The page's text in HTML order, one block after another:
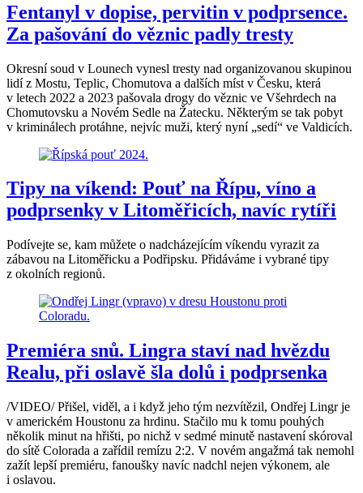
Fentanyl v dopise, pervitin v podprsence.
Za pašování do věznic padly tresty
Okresní soud v Lounech vynesl tresty nad organizovanou skupinou
lidí z Mostu, Teplic, Chomutova a dalších míst v Česku, která
v letech 2022 a 2023 pašovala drogy do věznic ve Všehrdech na
Chomutovsku a Novém Sedle na Žatecku. Některým se tak pobyt
v kriminálech protáhne, nejvíc muži, který nyní „sedí“ ve Valdicích.
Tipy na víkend: Pouť na Řípu, víno a
podprsenky v Litoměřicích, navíc rytíři
Podívejte se, kam můžete o nadcházejícím víkendu vyrazit za
zábavou na Litoměřicku a Podřipsku. Přidáváme i vybrané tipy
z okolních regionů.
Premiéra snů. Lingra staví nad hvězdu
Realu, při oslavě šla dolů i podprsenka
/VIDEO/ Přišel, viděl, a i když jeho tým nezvítězil, Ondřej Lingr je
v americkém Houstonu za hrdinu. Stačilo mu k tomu pouhých
několik minut na hřišti, po nichž v sedmé minutě nastavení skóroval
do sítě Colorada a zařídil remízu 2:2. V novém angažmá tak nemohl
zažít lepší premiéru, fanoušky navíc nadchl nejen výkonem, ale
i oslavou.